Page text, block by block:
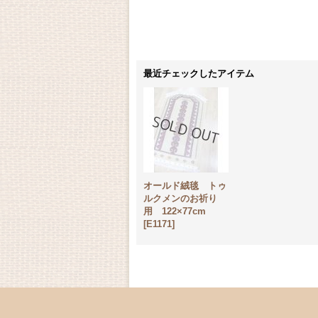
最近チェックしたアイテム
オールド絨毯 トゥ
ルクメンのお祈り
用 122×77cm
[E1171]